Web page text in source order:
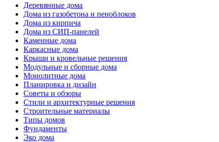
Деревянные дома
Дома из газобетона и пеноблоков
Дома из кирпича
Дома из СИП-панелей
Каменные дома
Каркасные дома
Крыши и кровельные решения
Модульные и сборные дома
Монолитные дома
Планировка и дизайн
Советы и обзоры
Стили и архитектурные решения
Строительные материалы
Типы домов
Фундаменты
Эко дома